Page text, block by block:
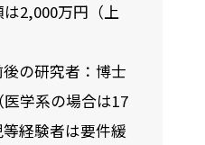
2,000万円（上
後の研究者：博士
学系の場合は17
経験者は要件緩